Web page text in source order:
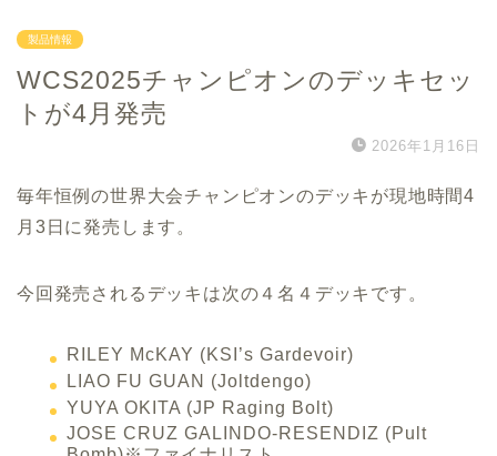
製品情報
WCS2025チャンピオンのデッキセッ
トが4月発売
2026年1月16日
毎年恒例の世界大会チャンピオンのデッキが現地時間4
月3日に発売します。
今回発売されるデッキは次の４名４デッキです。
RILEY McKAY (KSI’s Gardevoir)
LIAO FU GUAN (Joltdengo)
YUYA OKITA (JP Raging Bolt)
JOSE CRUZ GALINDO-RESENDIZ (Pult